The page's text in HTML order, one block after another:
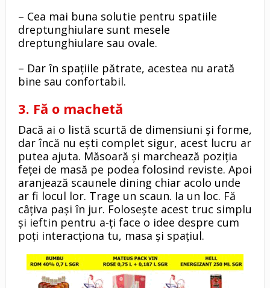
– Cea mai buna solutie pentru spatiile
dreptunghiulare sunt mesele
dreptunghiulare sau ovale.
– Dar în spațiile pătrate, acestea nu arată
bine sau confortabil.
3. Fă o machetă
Dacă ai o listă scurtă de dimensiuni și forme,
dar încă nu ești complet sigur, acest lucru ar
putea ajuta. Măsoară și marchează poziția
feței de masă pe podea folosind reviste. Apoi
aranjează scaunele dining chiar acolo unde
ar fi locul lor. Trage un scaun. Ia un loc. Fă
câțiva pași în jur. Folosește acest truc simplu
și ieftin pentru a-ți face o idee despre cum
poți interacționa tu, masa și spațiul.